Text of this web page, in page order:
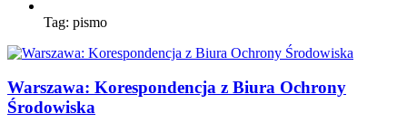
Tag: pismo
Warszawa: Korespondencja z Biura Ochrony
Środowiska